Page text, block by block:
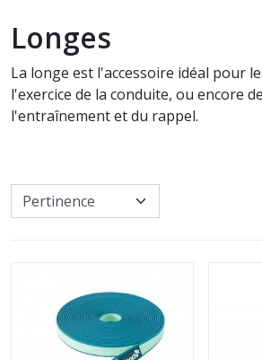
Longes
La longe est l'accessoire idéal pour
l'exercice de la conduite, ou encore
l'entraînement et du rappel.
Défense animale
Paroles d'animaux
Livres pour enfants
Accessoires utiles pour les
Soin cheval
Tous nos produits pour
l'entretien
Soins à date courte ou en fin
série
Nos promos